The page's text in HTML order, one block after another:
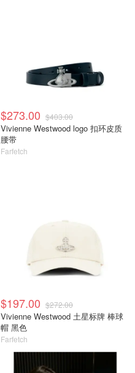
$273.00 $403.00
Vivienne Westwood logo 扣环皮质
腰带
Farfetch
$197.00 $272.00
Vivienne Westwood 土星标牌 棒球
帽 黑色
Farfetch